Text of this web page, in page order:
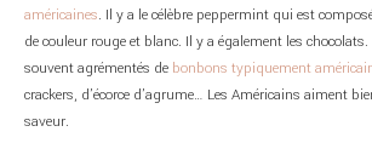
américaines. Il y a le célèbre peppermint qui est
de couleur rouge et blanc. Il y a également les
souvent agrémentés de bonbons typiquement
crackers, d’écorce d’agrume… Les Américains aiment
saveur.